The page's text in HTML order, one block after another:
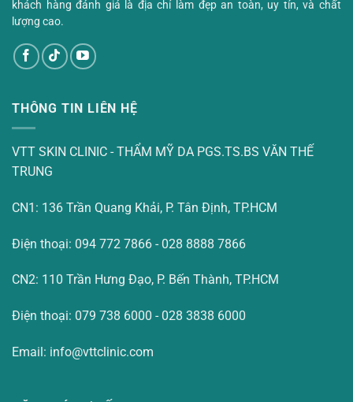
khách hàng đánh giá là địa chỉ làm đẹp an toàn, uy tín, và chất
lượng cao.
THÔNG TIN LIÊN HỆ
VTT SKIN CLINIC - THẨM MỸ DA PGS.TS.BS VĂN THẾ
TRUNG
CN1: 136 Trần Quang Khải, P. Tân Định, TP.HCM
Điện thoại: 094 772 7866 - 028 8888 7866
CN2: 110 Trần Hưng Đạo, P. Bến Thành, TP.HCM
Điện thoại: 079 738 6000 - 028 3838 6000
Email: info@vttclinic.com